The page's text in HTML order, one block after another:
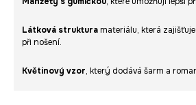
Látková struktura materiálu, která
při nošení.
Květinový vzor, který dodává šarm a